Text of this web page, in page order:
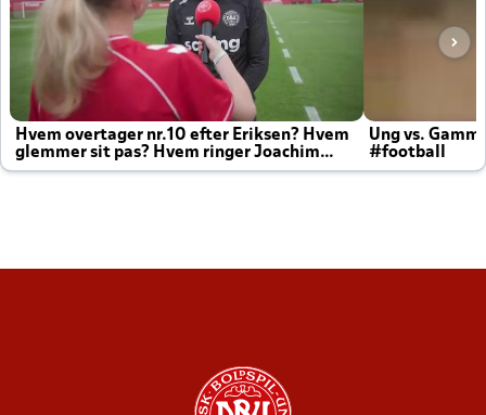
Hvem overtager nr.10 efter Eriksen? Hvem
glemmer sit pas? Hvem ringer Joachim
altid til efter kampe?
Ung vs.
#football